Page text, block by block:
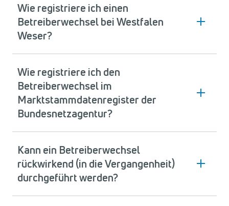
Wie registriere ich einen
Betreiberwechsel bei Westfalen
Weser?
Wie registriere ich den
Betreiberwechsel im
Marktstammdatenregister der
Bundesnetzagentur?
Kann ein Betreiberwechsel
rückwirkend (in die Vergangenheit)
durchgeführt werden?